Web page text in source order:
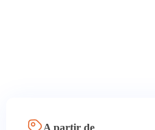
A partir de